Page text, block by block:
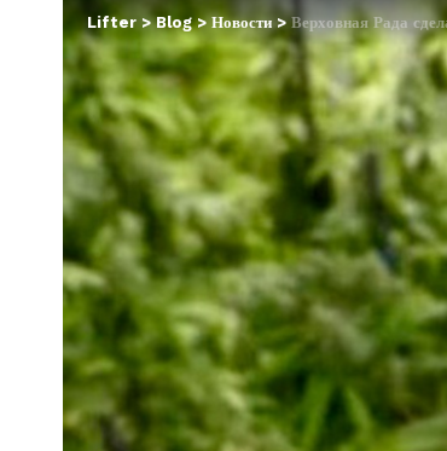
Lifter >Blog> Новости >Верховная Рада